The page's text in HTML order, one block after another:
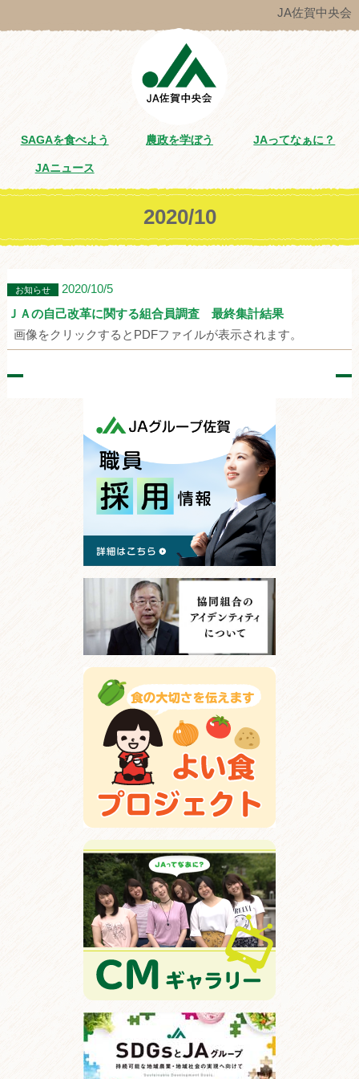
JA佐賀中央会
SAGAを食べよう 農政を学ぼう JAってなぁに？
JAニュース
2020/10
お知らせ
2020/10/5
ＪＡの自己改革に関する組合員調査 最終集計結果
画像をクリックするとPDFファイルが表示されます。